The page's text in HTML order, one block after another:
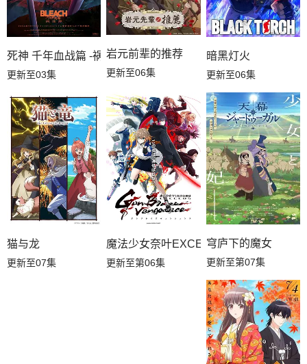
死神 千年血战篇 -祸进谭-
更新至03集
岩元前辈的推荐
更新至06集
暗黑灯火
更新至06集
猫与龙
更新至07集
魔法少女奈叶EXCEEDS Gun Blaze
更新至第06集
穹庐下的魔女
更新至第07集